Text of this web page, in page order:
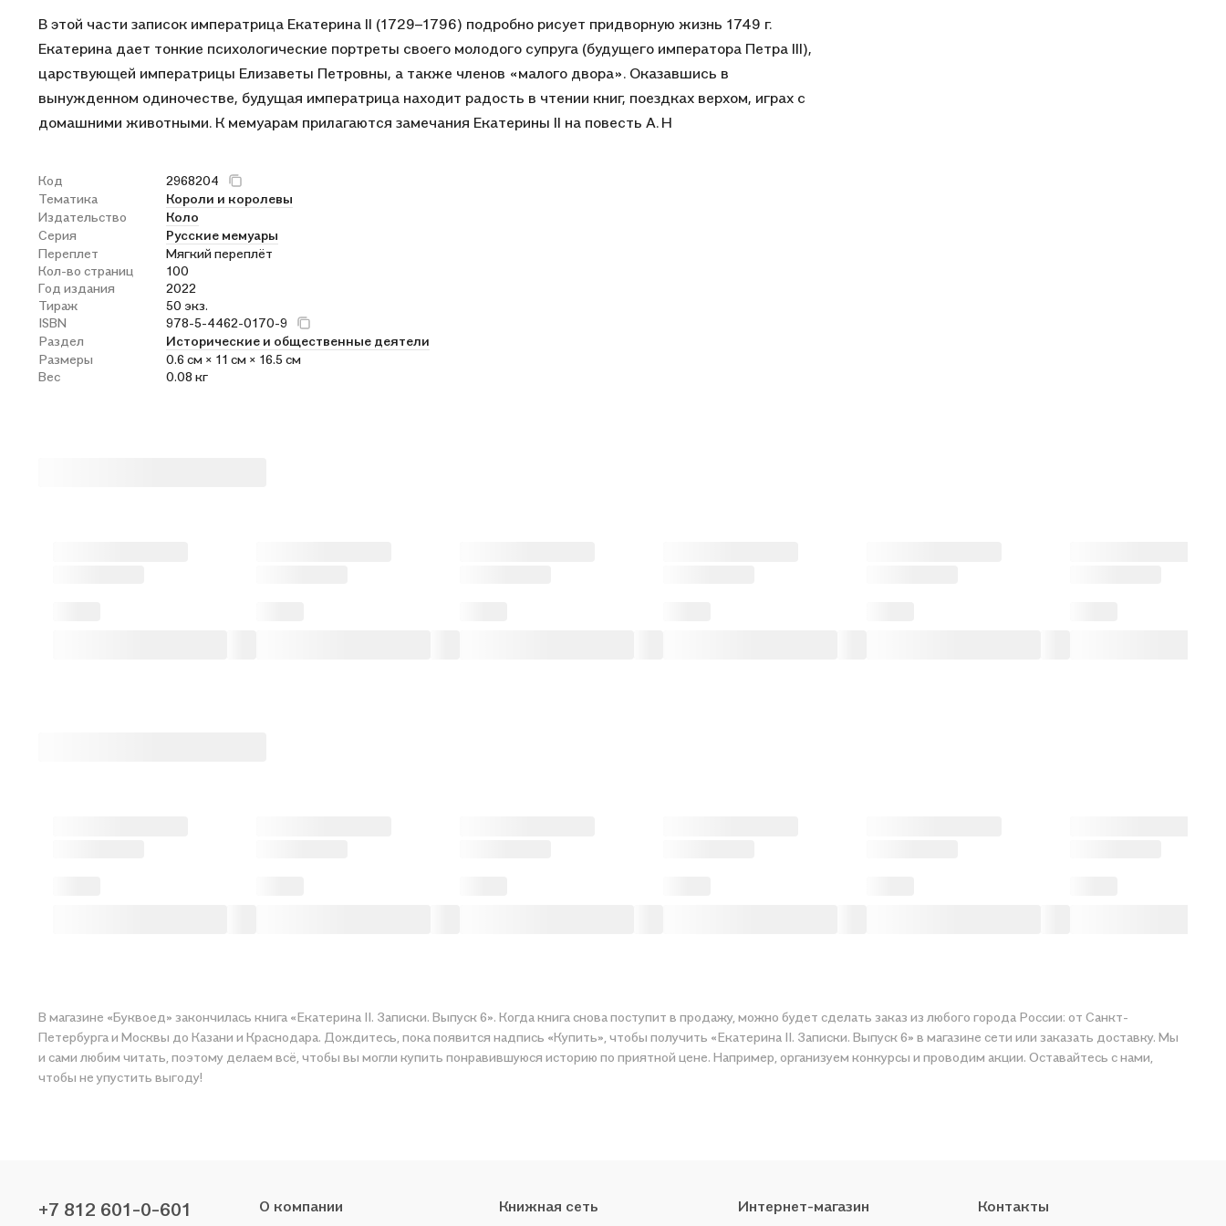
В этой части записок императрица Екатерина II (1729–1796) подробно рисует придворную жизнь 1749 г.
Екатерина дает тонкие психологические портреты своего молодого супруга (будущего императора Петра III),
царствующей императрицы Елизаветы Петровны, а также членов «малого двора». Оказавшись в
вынужденном одиночестве, будущая императрица находит радость в чтении книг, поездках верхом, играх с
домашними животными. К мемуарам прилагаются замечания Екатерины II на повесть А. Н
Код
2968204
Тематика
Короли и королевы
Издательство
Коло
Серия
Русские мемуары
Переплет
Мягкий переплёт
Кол-во страниц
100
Год издания
2022
Тираж
50 экз.
ISBN
978-5-4462-0170-9
Раздел
Исторические и общественные деятели
Размеры
0.6 см × 11 см × 16.5 см
Вес
0.08 кг
В магазине «Буквоед» закончилась книга «Екатерина II. Записки. Выпуск 6». Когда книга снова поступит в продажу, можно будет сделать заказ из любого города России: от Санкт-
Петербурга и Москвы до Казани и Краснодара. Дождитесь, пока появится надпись «Купить», чтобы получить «Екатерина II. Записки. Выпуск 6» в магазине сети или заказать доставку. Мы
и сами любим читать, поэтому делаем всё, чтобы вы могли купить понравившуюся историю по приятной цене. Например, организуем конкурсы и проводим акции. Оставайтесь с нами,
чтобы не упустить выгоду!
+7 812 601-0-601 О компании Книжная сеть Интернет-магазин Контакты